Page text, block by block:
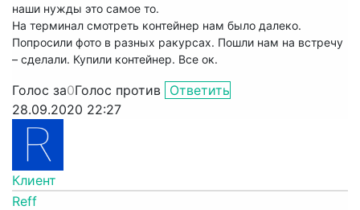
наши нужды это самое то.
На терминал смотреть контейнер нам было далеко.
Попросили фото в разных ракурсах. Пошли нам на встречу
– сделали. Купили контейнер. Все ок.
Голос за0Голос против Ответить
28.09.2020 22:27
Клиент
Reff